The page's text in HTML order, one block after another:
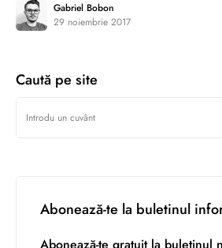
Gabriel Bobon
29 noiembrie 2017
Caută pe site
Abonează-te la buletinul